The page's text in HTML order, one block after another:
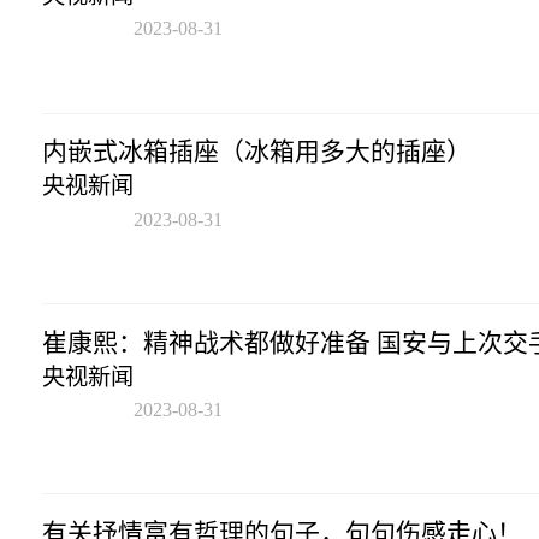
2023-08-31
内嵌式冰箱插座（冰箱用多大的插座）
央视新闻
2023-08-31
崔康熙：精神战术都做好准备 国安与上次交
央视新闻
2023-08-31
有关抒情富有哲理的句子，句句伤感走心！